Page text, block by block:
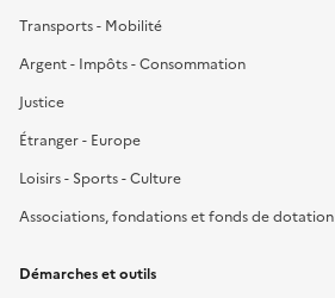
Transports - Mobilité
Argent - Impôts - Consommation
Justice
Étranger - Europe
Loisirs - Sports - Culture
Associations, fondations et fonds de dotation
Démarches et outils